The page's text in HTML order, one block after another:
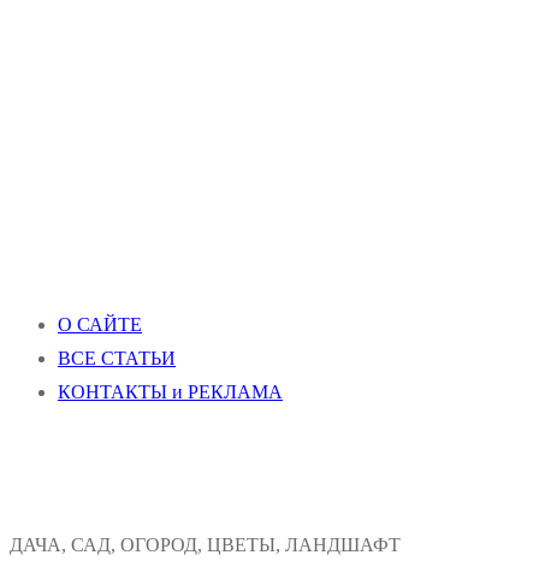
О САЙТЕ
ВСЕ СТАТЬИ
КОНТАКТЫ и РЕКЛАМА
ДАЧА, САД, ОГОРОД, ЦВЕТЫ, ЛАНДШАФТ